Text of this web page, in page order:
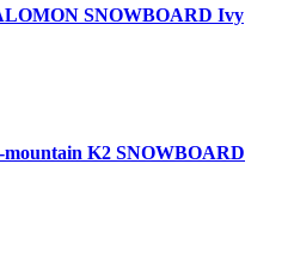
SNOWBOARD Ivy
mountain K2 SNOWBOARD